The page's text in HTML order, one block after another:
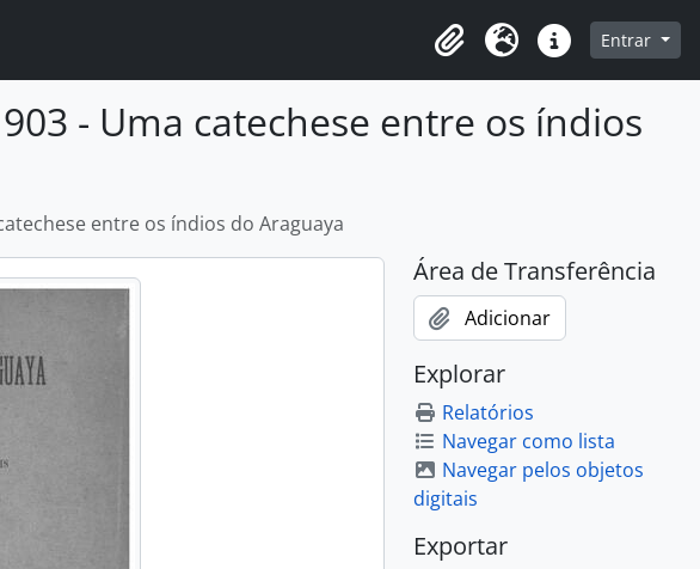
Área de Transferência
Idioma Atalhos Entrar
- Uma catechese entre os índios
entre os índios do Araguaya
Área de Transferência
Adicionar
Explorar
Relatórios
Navegar como lista
Navegar pelos objetos
digitais
Exportar